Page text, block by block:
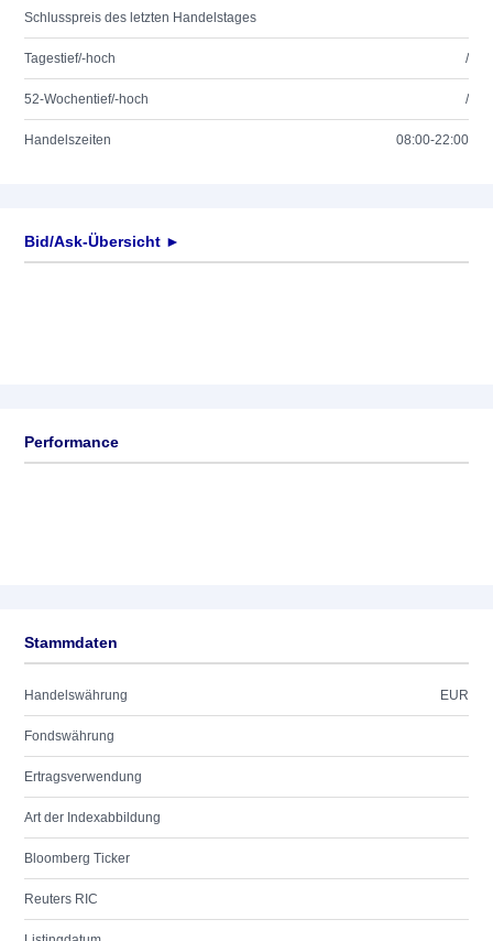
Schlusspreis des letzten Handelstages
Tagestief/-hoch /
52-Wochentief/-hoch /
Handelszeiten 08:00-22:00
Bid/Ask-Übersicht ►
Performance
Stammdaten
Handelswährung EUR
Fondswährung
Ertragsverwendung
Art der Indexabbildung
Bloomberg Ticker
Reuters RIC